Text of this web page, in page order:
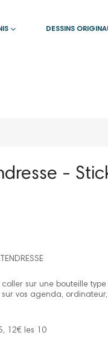
DESSINS
-
coller sur une bouteille
vos agenda,
12€ les 10